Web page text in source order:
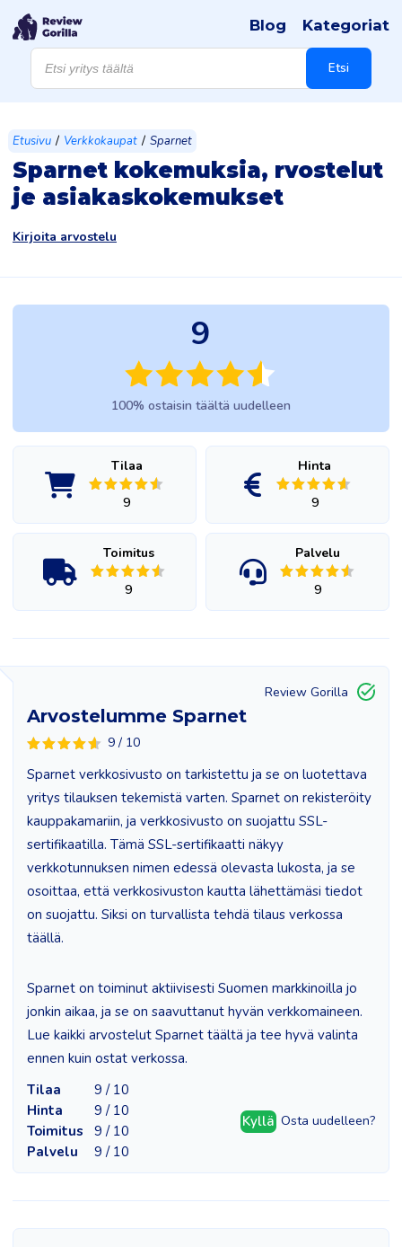
Products
search Etsi
Blog Kategoriat
Etusivu / Verkkokaupat / Sparnet
Sparnet kokemuksia, rvostelut
je asiakaskokemukset
Kirjoita arvostelu
Tilaa
9
Hinta
9
Toimitus
9
Palvelu
9
9
100% ostaisin täältä uudelleen
Arvostelumme Sparnet
9 / 10
Review Gorilla
Sparnet verkkosivusto on tarkistettu ja se on luotettava
yritys tilauksen tekemistä varten. Sparnet on rekisteröity
kauppakamariin, ja verkkosivusto on suojattu SSL-
sertifikaatilla. Tämä SSL-sertifikaatti näkyy
verkkotunnuksen nimen edessä olevasta lukosta, ja se
osoittaa, että verkkosivuston kautta lähettämäsi tiedot
on suojattu. Siksi on turvallista tehdä tilaus verkossa
täällä.
Sparnet on toiminut aktiivisesti Suomen markkinoilla jo
jonkin aikaa, ja se on saavuttanut hyvän verkkomaineen.
Lue kaikki arvostelut Sparnet täältä ja tee hyvä valinta
ennen kuin ostat verkossa.
Tilaa
9 / 10
Hinta
9 / 10
Toimitus
9 / 10
Palvelu
9 / 10
Kyllä Osta uudelleen?